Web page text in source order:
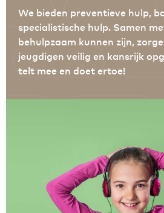
Vrienden van Enver
Onze vrienden
Werkwijze
Nieuws
Persoonlijke informatie en privacy
Privacyverklaring website
Klachtenregeling
We bieden preventieve hulp,
specialistische hulp. Samen
behulpzaam kunnen zijn,
jeugdigen veilig en kansrijk
telt mee en doet ertoe!